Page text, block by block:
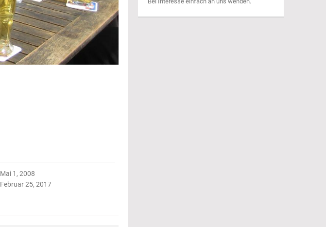
Mai 1, 2008
Februar 25, 2017